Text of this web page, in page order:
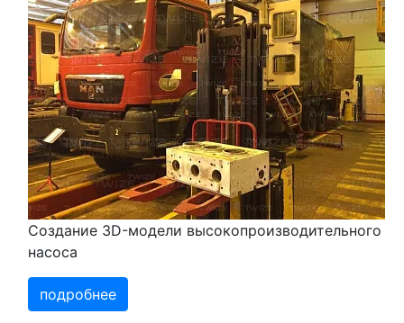
Создание 3D-модели высокопроизводительного
насоса
подробнее